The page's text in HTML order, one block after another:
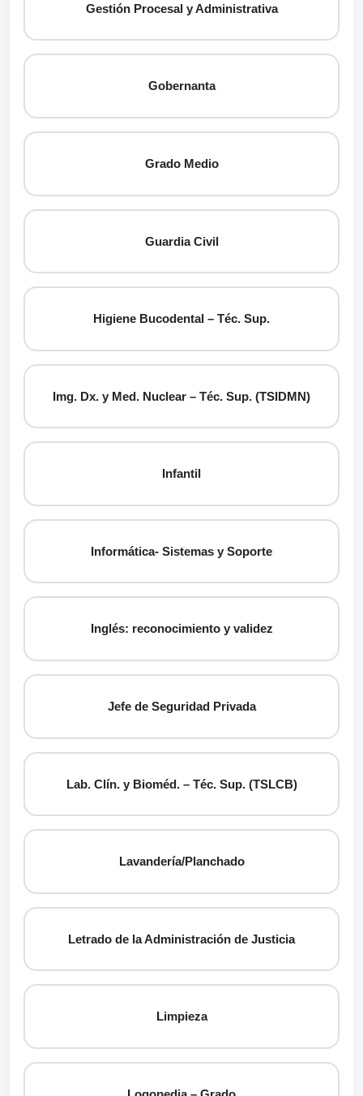
Gestión Procesal y Administrativa
Gobernanta
Grado Medio
Guardia Civil
Higiene Bucodental – Téc. Sup.
Img. Dx. y Med. Nuclear – Téc. Sup. (TSIDMN)
Infantil
Informática- Sistemas y Soporte
Inglés: reconocimiento y validez
Jefe de Seguridad Privada
Lab. Clín. y Bioméd. – Téc. Sup. (TSLCB)
Lavandería/Planchado
Letrado de la Administración de Justicia
Limpieza